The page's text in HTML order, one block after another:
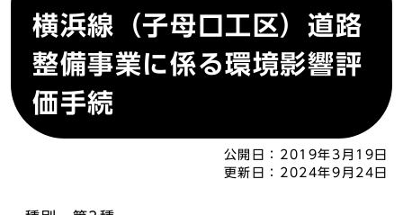
横浜線（子母口工区）道路
整備事業に係る環境影響評
価手続
公開日： 2019年3月19日
更新日： 2024年9月24日